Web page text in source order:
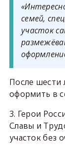
семей,
участок
После шести
оформить в
3. Герои
Славы и
участок без